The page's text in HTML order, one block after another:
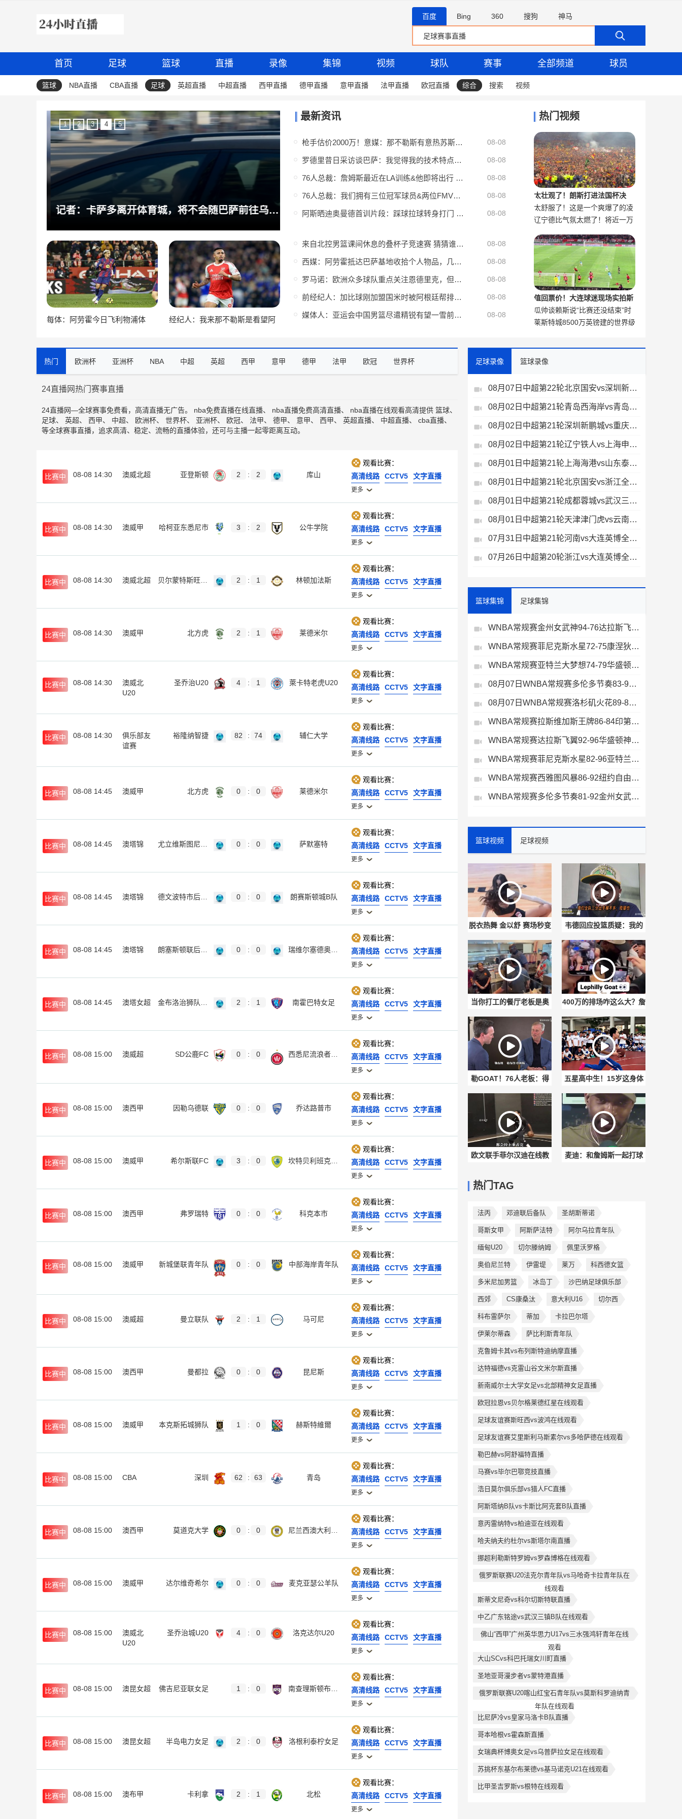
百度 Bing 360 搜狗 神马
首页 足球 篮球 直播 录像 集锦 视频 球队 赛事 全部频道 球员
篮球 NBA直播 CBA直播 足球 英超直播 中超直播 西甲直播 德甲直播 意甲直播 法甲直播 欧冠直播 综合 搜索 视频
记者：卡萨多离开体育城，将不会随巴萨前往乌迪内参加三角友谊赛 维拉总监：帕利尼亚符合我们的计划，正在谈判但尚未达成协议
1 2 3 4 5
每体：阿劳霍今日飞利物浦体
约
经纪人：我来那不勒斯是看望阿
转会
最新资讯
枪手估价2000万！意媒：那不勒斯有意热苏斯 但要先卖卢卡库和朗 08-08
罗德里昔日采访谈巴萨：我觉得我的技术特点就适合像他们这样踢球 08-08
76人总裁：詹姆斯最近在LA训练&他即将出行 不知道他何时来费城 08-08
76人总裁：我们拥有三位冠军球员&两位FMVP 纳斯也是冠军教练 08-08
阿斯晒迪奥曼德首训片段：踩球拉球转身打门 仅用3秒征服皇马球迷 08-08
来自北控男篮课间休息的叠杯子竞速赛 猜猜谁最快 08-08
西媒：阿劳霍抵达巴萨基地收拾个人物品，几小时内启程前往利物浦 08-08
罗马诺：欧洲众多球队重点关注恩德里克，但他想留在皇马证明自己 08-08
前经纪人：加比球刚加盟国米时被阿根廷帮排挤，根本没得到机会 08-08
媒体人：亚运会中国男篮尽遣精锐有望一雪前耻 女篮夺冠难度较大 08-08
热门视频
太壮观了！朗斯打进法国杯决
赛，球迷疯狂冲场庆祝
太舒服了！这是一个爽爆了的凌
空抽射合集
辽宁德比气氛太燃了！将近一万
大连球迷现场助威
值回票价！大连球迷现场实拍斯
坦丘天外飞仙
瓜帅谈赖斯说“比赛还没结束”时
说：我很喜欢，这是阿森纳的精
莱斯特城8500万英镑建的世界级
热门 欧洲杯 亚洲杯 NBA 中超 英超 西甲 意甲 德甲 法甲 欧冠 世界杯
24直播网热门赛事直播
24直播网—全球赛事免费看，高清直播无广告。 nba免费直播在线直播、 nba直播免费高清直播、 nba直播在线观看高清提供 篮球、
足球、 英超、 西甲、 中超、 欧洲杯、 世界杯、 亚洲杯、 欧冠、 法甲、 德甲、 意甲、 西甲、 英超直播、 中超直播、 cba直播、
等全球赛事直播，追求高清、稳定、流畅的直播体验，还可与主播一起零距离互动。
比赛中 08-08 14:30 澳威北超 亚登斯顿 2 : 2 库山
观看比赛：
高清线路
CCTV5 文字直播
更多
比赛中 08-08 14:30 澳威甲 哈柯亚东悉尼市 3 : 2 公牛学院
观看比赛：
高清线路
CCTV5 文字直播
更多
比赛中 08-08 14:30 澳威北超 2 : 1 林顿加法斯
观看比赛：
高清线路
CCTV5 文字直播
更多
比赛中 08-08 14:30 澳威甲 北方虎 2 : 1 莱德米尔
观看比赛：
高清线路
CCTV5 文字直播
更多
比赛中 08-08 14:30
澳威北
U20
圣乔治U20 4 : 1 萊卡特老虎U20
观看比赛：
高清线路
CCTV5 文字直播
更多
比赛中 08-08 14:30
俱乐部友
谊赛
裕隆纳智捷 82 : 74 辅仁大学
观看比赛：
高清线路
CCTV5 文字直播
更多
比赛中 08-08 14:45 澳威甲 北方虎 0 : 0 莱德米尔
观看比赛：
高清线路
CCTV5 文字直播
更多
比赛中 08-08 14:45 澳塔锦 0 : 0 萨默塞特
观看比赛：
高清线路
CCTV5 文字直播
更多
比赛中 08-08 14:45 澳塔锦 0 : 0 朗赛斯顿城B队
观看比赛：
高清线路
CCTV5 文字直播
更多
比赛中 08-08 14:45 澳塔锦 0 : 0
观看比赛：
高清线路
CCTV5 文字直播
更多
比赛中 08-08 14:45 澳塔女超 2 : 1 南霍巴特女足
观看比赛：
高清线路
CCTV5 文字直播
更多
比赛中 08-08 15:00 澳威超 SD公鹿FC 0 : 0
观看比赛：
高清线路
CCTV5 文字直播
更多
比赛中 08-08 15:00 澳西甲 因勒乌德联 0 : 0 乔达路普市
观看比赛：
高清线路
CCTV5 文字直播
更多
比赛中 08-08 15:00 澳威甲 希尔斯联FC 3 : 0
观看比赛：
高清线路
CCTV5 文字直播
更多
比赛中 08-08 15:00 澳西甲 弗罗瑞特 0 : 0 科克本市
观看比赛：
高清线路
CCTV5 文字直播
更多
比赛中 08-08 15:00 澳威甲 新城堡联青年队 0 : 0 中部海岸青年队
观看比赛：
高清线路
CCTV5 文字直播
更多
比赛中 08-08 15:00 澳威超 曼立联队 2 : 1 马可尼
观看比赛：
高清线路
CCTV5 文字直播
更多
比赛中 08-08 15:00 澳西甲 曼都拉 0 : 0 昆尼斯
观看比赛：
高清线路
CCTV5 文字直播
更多
比赛中 08-08 15:00 澳威甲 本克斯拓城狮队 1 : 0 赫斯特維爾
观看比赛：
高清线路
CCTV5 文字直播
更多
比赛中 08-08 15:00 CBA 深圳 62 : 63 青岛
观看比赛：
高清线路
CCTV5 文字直播
更多
比赛中 08-08 15:00 澳西甲 莫道克大学 0 : 0
观看比赛：
高清线路
CCTV5 文字直播
更多
比赛中 08-08 15:00 澳威甲 达尔维奇希尔 0 : 0 麦克亚瑟公羊队
观看比赛：
高清线路
CCTV5 文字直播
更多
比赛中 08-08 15:00
澳威北
U20
圣乔治城U20 4 : 0 洛克达尔U20
观看比赛：
高清线路
CCTV5 文字直播
更多
比赛中 08-08 15:00 澳昆女超 佛吉尼亚联女足 1 : 0
观看比赛：
高清线路
CCTV5 文字直播
更多
比赛中 08-08 15:00 澳昆女超 半岛电力女足 2 : 0 洛根利泰柠女足
观看比赛：
高清线路
CCTV5 文字直播
更多
比赛中 08-08 15:00 澳布甲 卡利拿 2 : 1 北松
观看比赛：
高清线路
CCTV5 文字直播
更多
足球录像 篮球录像
08月07日中超第22轮北京国安vs深圳新鹏城全场录像
08月02日中超第21轮青岛西海岸vs青岛海牛全场录像
08月02日中超第21轮深圳新鹏城vs重庆铜梁龙全场录像
08月02日中超第21轮辽宁铁人vs上海申花全场录像
08月01日中超第21轮上海海港vs山东泰山全场录像
08月01日中超第21轮北京国安vs浙江全场录像
08月01日中超第21轮成都蓉城vs武汉三镇全场录像
08月01日中超第21轮天津津门虎vs云南玉昆全场录像
07月31日中超第21轮河南vs大连英博全场录像
07月26日中超第20轮浙江vs大连英博全场录像
篮球集锦 足球集锦
WNBA常规赛金州女武神94-76达拉斯飞翼全场集锦
WNBA常规赛菲尼克斯水星72-75康涅狄格太阳全场集锦
WNBA常规赛亚特兰大梦想74-79华盛顿神秘人全场集锦
08月07日WNBA常规赛多伦多节奏83-97波特兰火焰集锦
08月07日WNBA常规赛洛杉矶火花89-82明尼苏达山猫全场集锦
WNBA常规赛拉斯维加斯王牌86-84印第安纳狂热全场集锦
WNBA常规赛达拉斯飞翼92-96华盛顿神秘人全场集锦
WNBA常规赛菲尼克斯水星82-96亚特兰大梦想全场集锦
WNBA常规赛西雅图风暴86-92纽约自由人全场集锦
WNBA常规赛多伦多节奏81-92金州女武神全场集锦
篮球视频 足球视频
脱衣热舞 金以舒 赛场秒变
韩式应援大舞台
韦德回应投篮质疑：我的
职责是持球冲击禁区，不
是投三分
当你打工的餐厅老板是奥
尼尔是种什么体验？
400万的排场咋这么大？詹
姆斯抵达费城，球迷窒息
欢迎
勒GOAT！76人老板：得
知签下詹姆斯后我兴奋到
中断与萧华的会议
五星高中生！15岁这身体
素质太超标了！各种逆天
飞扣！
欧文联手菲尔汉迪在线教
球场！
麦迪：和詹姆斯一起打球
热门TAG
法丙 邓迪联后备队 圣胡斯蒂诺
哥斯女甲 阿斯萨法特 阿尔乌拉青年队
缅甸U20 切尔滕纳姆 佩里沃罗格
奥伯尼兰特 伊雷堤 莱万 科西德女篮
多米尼加男篮 冰岛丁 沙巴纳足球俱乐部
西郊 CS康桑汰 意大利U16 切尔西
科布雷萨尔 蒂加 卡拉巴尔塔
伊莱尔蒂森 萨比利斯青年队
克鲁姆卡其vs布列斯特迪纳摩直播
达特福德vs克雷山谷文米尔斯直播
新南威尔士大学女足vs北部精神女足直播
欧冠拉恩vs贝尔格莱德红星在线观看
足球友谊赛斯旺西vs波鸿在线观看
足球友谊赛艾里斯利马斯素尔vs多哈萨德在线观看
勒巴赫vs阿舒福特直播
马赛vs毕尔巴鄂竞技直播
浩日莫尔俱乐部vs猎人FC直播
阿斯塔纳B队vs卡斯比阿克套B队直播
意丙雷纳特vs柏迪亚在线观看
哈夫纳夫约杜尔vs斯塔尔南直播
挪超利勒斯特罗姆vs罗森博格在线观看
俄罗斯联赛U20法克尔青年队vs马哈奇卡拉青年队在
线观看
斯蒂文尼奇vs科尔切斯特联直播
中乙广东铭途vs武汉三镇B队在线观看
佛山“西甲”广州英华思力U17vs三水强鸿轩青年在线
观看
大山SCvs科巴托瑞女川町直播
圣地亚哥漫步者vs蒙特港直播
俄罗斯联赛U20喀山红宝石青年队vs莫斯科罗迪纳青
年队在线观看
比尼萨冷vs皇家马洛卡B队直播
哥本哈根vs霍森斯直播
女瑞典杯博奥女足vs乌普萨拉女足在线观看
苏挑杯东基尔布莱德vs基马诺克U21在线观看
比甲圣吉罗斯vs根特在线观看